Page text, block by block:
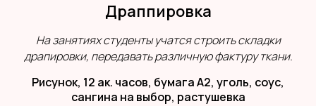
Драппировка
На занятиях студенты учатся строить складки
драпировки, передавать различную фактуру ткани.
Рисунок, 12 ак. часов, бумага А2, уголь, соус,
сангина на выбор, растушевка